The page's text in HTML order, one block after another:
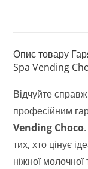
Опис товару
Spa Vending
Відчуйте
професійним
Vending Choco
тих, хто цінує
ніжної молочної